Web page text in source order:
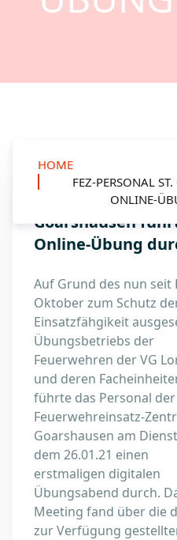
HOME
FEZ-PERSONAL
ONLINE-
FEZ-Personal St.
Goarshausen
Online-Übung
Auf Grund des nun seit
Oktober zum Schutz
Einsatzfähgikeit
Übungsbetriebs der
Feuerwehren der VG
und deren
führte das Personal der
Feuerwehreinsatz-
Goarshausen am
dem 26.01.21 einen
erstmaligen digitalen
Übungsabend durch.
Meeting fand über die
zur Verfügung